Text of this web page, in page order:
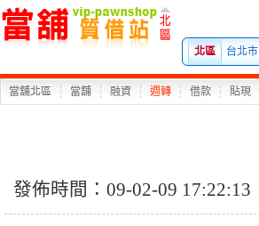
北區 台北市
當舖北區 當舖 融資 週轉 借款 貼現
發佈時間：09-02-09 17:22:13